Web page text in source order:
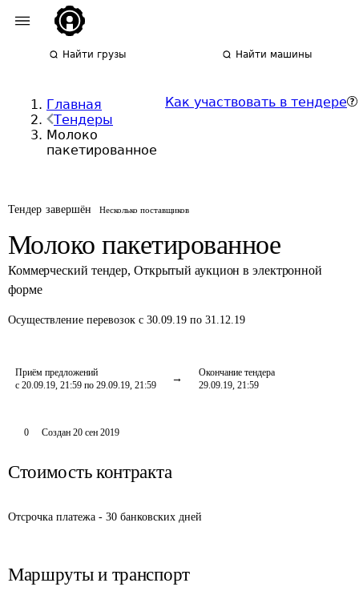
Найти грузы Найти машины
Главная
Тендеры
Молоко
пакетированное
Как участвовать в тендере
Тендер завершён Несколько поставщиков
Молоко пакетированное
Коммерческий тендер, Открытый аукцион в электронной
форме
Осуществление перевозок с 30.09.19 по 31.12.19
Приём предложений
с 20.09.19, 21:59 по 29.09.19, 21:59
Окончание тендера
29.09.19, 21:59
0 Создан 20 сен 2019
Стоимость контракта
Отсрочка платежа - 30 банковских дней
Маршруты и транспорт